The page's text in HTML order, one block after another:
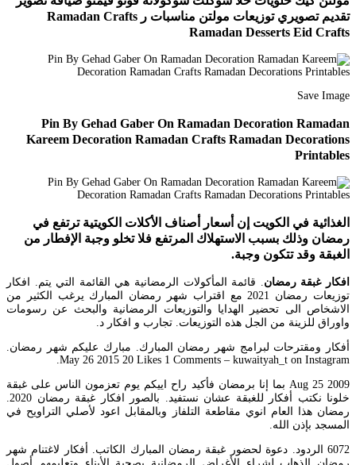
تقديم تصويري توزيعات مولتن مناسبات ر Ramadan Crafts
Ramadan Desserts Eid Crafts
Save Image
Pin By Gehad Gaber On Ramadan Decoration Ramadan
Kareem Decoration Ramadan Crafts Ramadan Decorations
Printables
الغذائية في الكويت إن أسعار أصناف الأكلات الكويتية ترتفع في
رمضان وذلك بسبب الاستهلاك المرتفع فلا تخلو وجبة الإفطار من
الغبقة وقد تتكون وجبة.
افكار غبقة رمضان . قائمة المأكولات الرمضانية هي القائمة التي يتم. افكار
توزيعات رمضان 2021 مع اقتراب شهر رمضان المبارك يرغب الكثير من
الاشخاص الى تحضير الهدايا والتوزيعات الرمضانية والبحث عن رسومات
واوراق للزينة من الجل هذه التوزيعات. تجارب و افكار د.
أفكار ومقترحات لبرامج شهر رمضان المبارك. مبارك عليكم شهر رمضان.
May 26 2015 20 Likes 1 Comments – kuwaityah_t on Instagram.
Aug 25 2009 بما إنا برمضان فأكيد راح اييكم يوم تعزمون الناس على غبقة
رمضان هذا العام انوي مقاطعة التلفاز وبالمقابل اعود لأصلي التراويح في
المسجد بإذن الله.
6072 الردود. دعوة لحضور غبقة رمضان المبارك الكاتب. أفكار لاغتنام شهر